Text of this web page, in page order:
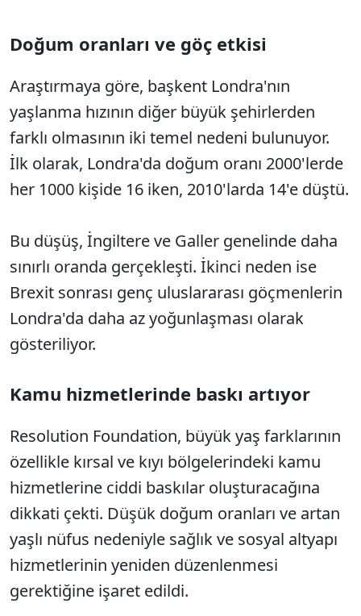
Doğum oranları ve göç etkisi
Araştırmaya göre, başkent Londra'nın
yaşlanma hızının diğer büyük şehirlerden
farklı olmasının iki temel nedeni bulunuyor.
İlk olarak, Londra'da doğum oranı 2000'lerde
her 1000 kişide 16 iken, 2010'larda 14'e düştü.
Bu düşüş, İngiltere ve Galler genelinde daha
sınırlı oranda gerçekleşti. İkinci neden ise
Brexit sonrası genç uluslararası göçmenlerin
Londra'da daha az yoğunlaşması olarak
gösteriliyor.
Kamu hizmetlerinde baskı artıyor
Resolution Foundation, büyük yaş farklarının
özellikle kırsal ve kıyı bölgelerindeki kamu
hizmetlerine ciddi baskılar oluşturacağına
dikkati çekti. Düşük doğum oranları ve artan
yaşlı nüfus nedeniyle sağlık ve sosyal altyapı
hizmetlerinin yeniden düzenlenmesi
gerektiğine işaret edildi.